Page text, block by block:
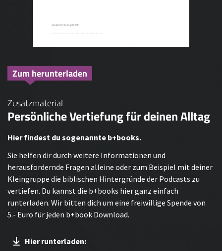
Zum herunterladen
Zusatzmaterial
Persönliche Vertiefung für deinen Alltag
Hier findest du sogenannte b+books.
Sie helfen dir durch weitere Informationen und
herausfordernde Fragen alleine oder zum Beispiel mit deiner
Kleingruppe die biblischen Hintergründe der Podcasts zu
vertiefen. Du kannst die b+books hier ganz einfach
runterladen. Wir bitten dich um eine freiwillige Spende von
5.- Euro für jeden b+book Download.
Hier runterladen: